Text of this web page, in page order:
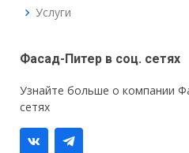
Услуги
Фасад-Питер в соц. сетях
Узнайте больше о компании
сетях